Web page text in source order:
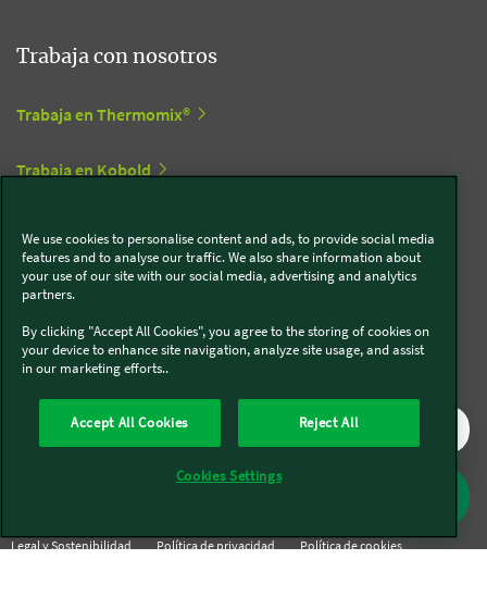
Trabaja con nosotros
Trabaja en Thermomix®
Trabaja en Kobold
Síguenos en redes sociales
Thermomix®
Legal y Sostenibilidad Política de privacidad
Política de cookies
We use cookies to personalise content and ads, to provide social media
features and to analyse our traffic. We also share information about
your use of our site with our social media, advertising and analytics
partners.
By clicking "Accept All Cookies", you agree to the storing of cookies on
your device to enhance site navigation, analyze site usage, and assist
in our marketing efforts..
Accept All Cookies Reject All
Cookies Settings